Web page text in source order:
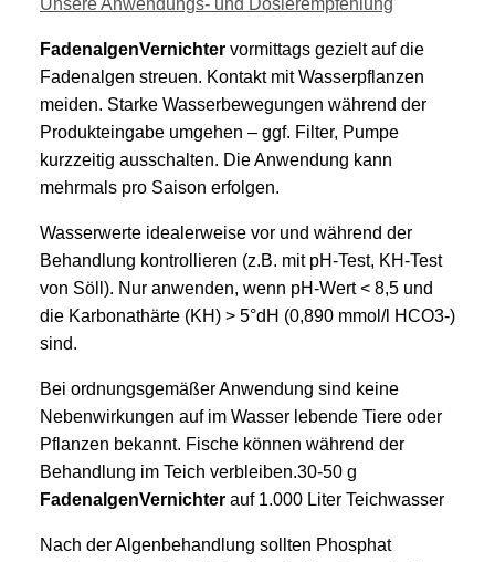
Unsere Anwendungs- und Dosierempfehlung
FadenalgenVernichter vormittags gezielt auf die
Fadenalgen streuen. Kontakt mit Wasserpflanzen
meiden. Starke Wasserbewegungen während der
Produkteingabe umgehen – ggf. Filter, Pumpe
kurzzeitig ausschalten. Die Anwendung kann
mehrmals pro Saison erfolgen.
Wasserwerte idealerweise vor und während der
Behandlung kontrollieren (z.B. mit pH-Test, KH-Test
von Söll). Nur anwenden, wenn pH-Wert < 8,5 und
die Karbonathärte (KH) > 5°dH (0,890 mmol/l HCO3-)
sind.
Bei ordnungsgemäßer Anwendung sind keine
Nebenwirkungen auf im Wasser lebende Tiere oder
Pflanzen bekannt. Fische können während der
Behandlung im Teich verbleiben.30-50 g
FadenalgenVernichter auf 1.000 Liter Teichwasser
Nach der Algenbehandlung sollten Phosphat